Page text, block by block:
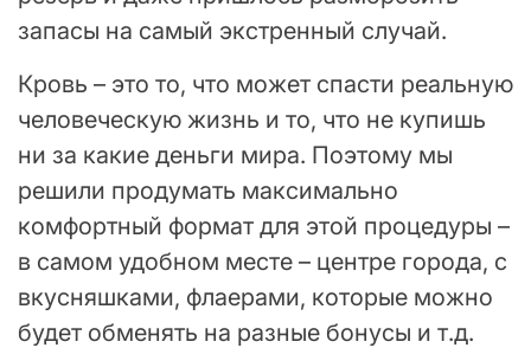
запасы на самый экстренный случай.
Кровь – это то, что может спасти реальную
человеческую жизнь и то, что не купишь
ни за какие деньги мира. Поэтому мы
решили продумать максимально
комфортный формат для этой процедуры –
в самом удобном месте – центре города, с
вкусняшками, флаерами, которые можно
будет обменять на разные бонусы и т.д.